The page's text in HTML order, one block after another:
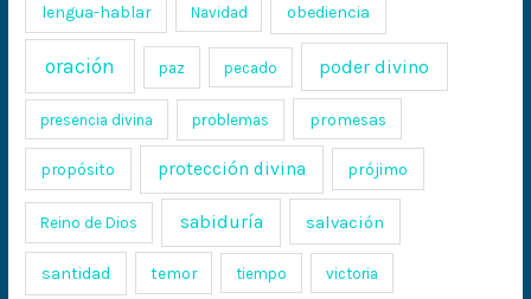
lengua-hablar Navidad obediencia
oración paz pecado poder divino
presencia divina problemas promesas
propósito protección divina prójimo
Reino de Dios sabiduría salvación
santidad temor tiempo victoria